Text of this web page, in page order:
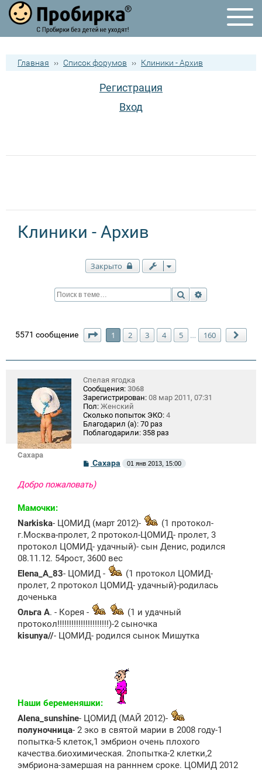
Главная ›› Список форумов ›› Клиники - Архив
Регистрация
Вход
Клиники - Архив
Закрыто
Поиск
5571 сообщение Страница из 160
1 2 3 4 5 … 160
Сахара
Спелая ягодка
Сообщения: 3068
Зарегистрирован: 08 мар 2011, 07:31
Пол: Женский
Сколько попыток ЭКО: 4
Благодарил (а): 70 раз
Поблагодарили: 358 раз
С
б
и
е
Сахара 01 янв 2013, 15:00
Добро пожаловать)
Мамочки:
Narkiska- ЦОМИД (март 2012)-
(1 протокол-
г.Москва-пролет, 2 протокол-ЦОМИД- пролет, 3
протокол ЦОМИД- удачный)- сын Денис, родился
08.11.12. 54рост, 3600 вес
Elena_A_83- ЦОМИД -
(1 протокол ЦОМИД-
пролет, 2 протокол ЦОМИД- удачный)-родилась
доченька
Ольга А. - Корея -
(1 и удачный
протокол!!!!!!!!!!!!!!!!!!!!!!)-2 сыночка
kisunya//- ЦОМИД- родился сынок Мишутка
Наши беременяшки:
Alena_sunshine- ЦОМИД (МАЙ 2012)-
полуночница- 2 эко в святой марии в 2008 году-1
попытка-5 клеток,1 эмбрион очень плохого
качества.биохимическая. 2попытка-2 клетки,2
эмбриона-замершая на ранннем сроке. ЦОМИД 2012